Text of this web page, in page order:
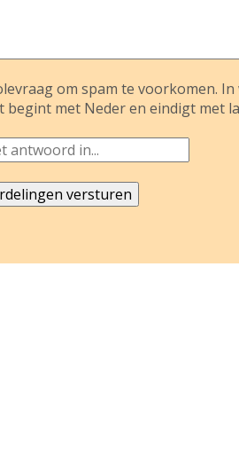
om spam te voorkomen. In
begint met Neder en eindigt met